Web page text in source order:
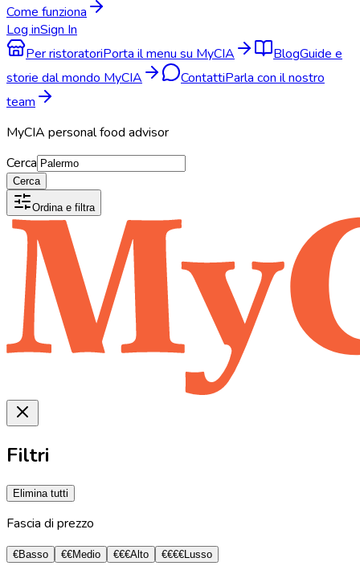
Come funziona
Log inSign In
Per ristoratoriPorta il menu su MyCIA BlogGuide e
storie dal mondo MyCIA
ContattiParla con il nostro
team
MyCIA personal food advisor
Cerca
Cerca
Ordina e filtra
Filtri
Elimina tutti
Fascia di prezzo
€Basso €€Medio €€€Alto €€€€ Lusso